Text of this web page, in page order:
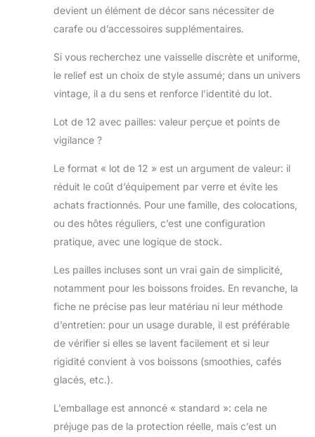
devient un élément de décor sans nécessiter de
carafe ou d’accessoires supplémentaires.
Si vous recherchez une vaisselle discrète et uniforme,
le relief est un choix de style assumé; dans un univers
vintage, il a du sens et renforce l’identité du lot.
Lot de 12 avec pailles: valeur perçue et points de
vigilance ?
Le format « lot de 12 » est un argument de valeur: il
réduit le coût d’équipement par verre et évite les
achats fractionnés. Pour une famille, des colocations,
ou des hôtes réguliers, c’est une configuration
pratique, avec une logique de stock.
Les pailles incluses sont un vrai gain de simplicité,
notamment pour les boissons froides. En revanche, la
fiche ne précise pas leur matériau ni leur méthode
d’entretien: pour un usage durable, il est préférable
de vérifier si elles se lavent facilement et si leur
rigidité convient à vos boissons (smoothies, cafés
glacés, etc.).
L’emballage est annoncé « standard »: cela ne
préjuge pas de la protection réelle, mais c’est un